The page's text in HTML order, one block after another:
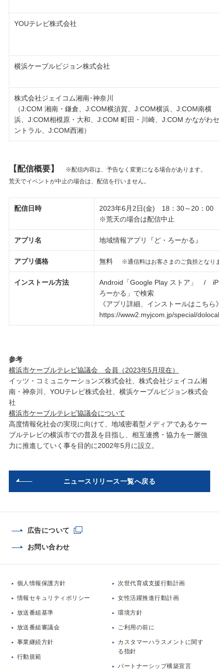
YOUテレビ株式会社
横浜ケーブルビジョン株式会社
株式会社ジェイコム湘南･神奈川
（J:COM 湘南・鎌倉、J:COM横須賀、J:COM横浜、J:COM南横
浜、J:COM相模原・大和、J:COM 町田・川崎、J:COM かながわセ
ントラル、J:COM西湘）
【配信概要】
※配信内容は、予告なく変更になる場合があります。
荒天でイベントが中止の場合は、配信を行いません。
配信日時
2023年6月2日(金) 18：30～20：00
※荒天の場合は配信中止
アプリ名 地域情報アプリ『ど・ろーかる』
アプリ価格 無料 ※通信料はお客さまのご負担となり
インストール方法
Android「Google Play ストア」 /
ろーかる」で検索
《アプリ詳細、インストールはこちら
https://www2.myjcom.jp/special/
参考
横浜市ケーブルテレビ協議会 会員（2023年5月現在）
イッツ・コミュニケーションズ株式会社、株式会社ジェイコム湘
南・神奈川、YOUテレビ株式会社、横浜ケーブルビジョン株式会
社
横浜市ケーブルテレビ協議会について
高度情報化社会の実現に向けて、地域密着型メディアであるケー
ブルテレビの横浜市での普及を目指し、相互連携・協力を一層強
力に推進していく事を目的に2002年5月に設立。
ニュースリリース一覧へ戻る
広告について
お問い合わせ
個人情報保護方針
情報セキュリティポリシー
放送番組基準
放送番組審議会
事業継続方針
行動規範
次世代育成支援行動計画
女性活躍推進行動計画
環境方針
ご利用の前に
カスタマーハラスメントに関す
る指針
パートナーシップ構築宣言